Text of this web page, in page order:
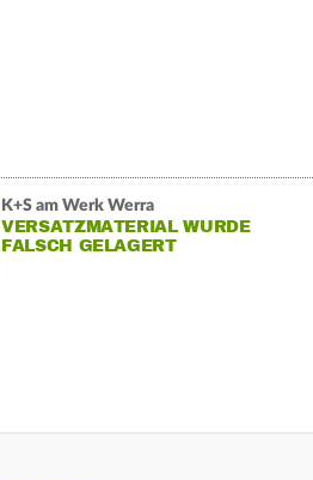
K+S am Werk Werra
VERSATZMATERIAL WURDE
FALSCH GELAGERT